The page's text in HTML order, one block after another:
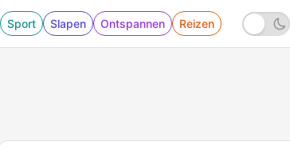
Sport Slapen Ontspannen Reizen